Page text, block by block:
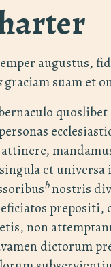
augustus,
graciam suam et
et universa
bnostris
prepositi,
non
dictorum